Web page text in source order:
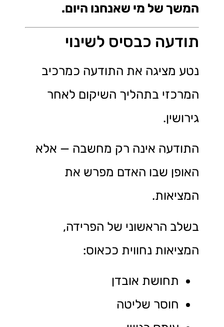
המשך של מי שאנחנו היום.
תודעה כבסיס לשינוי
נטע מציגה את התודעה כמרכיב
המרכזי בתהליך השיקום לאחר
גירושין.
התודעה אינה רק מחשבה — אלא
האופן שבו האדם מפרש את
המציאות.
בשלב הראשוני של הפרידה,
המציאות נחווית ככאוס:
תחושת אובדן
חוסר שליטה